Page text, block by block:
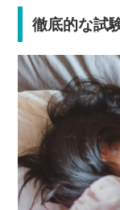
徹底的な試